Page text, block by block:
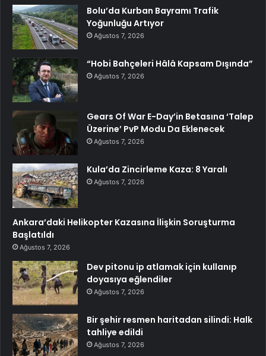
Bolu’da Kurban Bayramı Trafik
Yoğunluğu Artıyor
Ağustos 7, 2026
“Hobi Bahçeleri Hâlâ Kapsam Dışında”
Ağustos 7, 2026
Gears Of War E-Day’in Betasına ‘Talep
Üzerine’ PvP Modu Da Eklenecek
Ağustos 7, 2026
Kula’da Zincirleme Kaza: 8 Yaralı
Ağustos 7, 2026
Ankara’daki Helikopter Kazasına İlişkin Soruşturma
Başlatıldı
Ağustos 7, 2026
Dev pitonu ip atlamak için kullanıp
doyasıya eğlendiler
Ağustos 7, 2026
Bir şehir resmen haritadan silindi: Halk
tahliye edildi
Ağustos 7, 2026